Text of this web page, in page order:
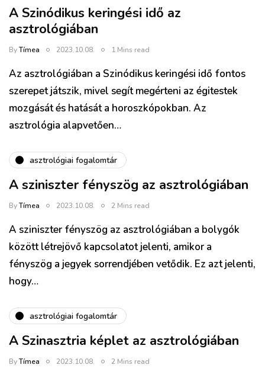
A Szinódikus keringési idő az
asztrológiában
ByTímea 2023.10.08. 1 Mins read
Az asztrológiában a Szinódikus keringési idő fontos
szerepet játszik, mivel segít megérteni az égitestek
mozgását és hatását a horoszkópokban. Az
asztrológia alapvetően…
asztrológiai fogalomtár
A sziniszter fényszög az asztrológiában
ByTímea 2023.10.08. 2 Mins read
A sziniszter fényszög az asztrológiában a bolygók
között létrejövő kapcsolatot jelenti, amikor a
fényszög a jegyek sorrendjében vetődik. Ez azt jelenti,
hogy…
asztrológiai fogalomtár
A Szinasztria képlet az asztrológiában
ByTímea 2023.10.08. 2 Mins read